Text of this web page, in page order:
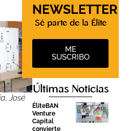
José
NEWSLETTER
Sé parte de la Élite
ME
SUSCRIBO
Últimas Noticias
ÉliteBAN
Venture
Capital
convierte